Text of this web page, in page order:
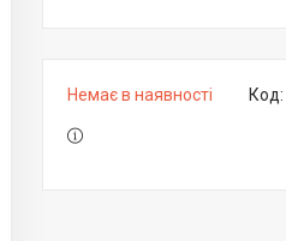
Немає в наявності Код: